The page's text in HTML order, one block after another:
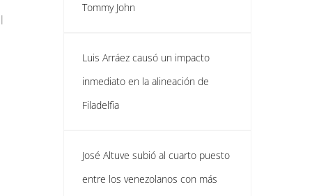
Tommy John
Luis Arráez causó un impacto
inmediato en la alineación de
Filadelfia
José Altuve subió al cuarto puesto
entre los venezolanos con más